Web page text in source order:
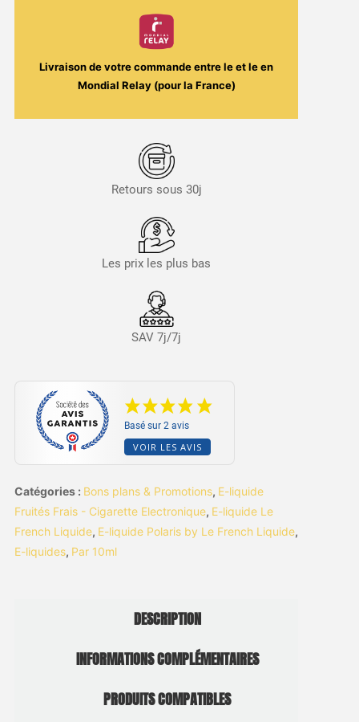
Livraison de votre commande entre leet leen
Mondial Relay (pour la France)
Retours sous 30j
Les prix les plus bas
SAV 7j/7j
Basé sur 2 avis
VOIR LES AVIS
Catégories : Bons plans & Promotions, E-liquide
Fruités Frais - Cigarette Electronique, E-liquide Le
French Liquide, E-liquide Polaris by Le French Liquide,
E-liquides, Par 10ml
DESCRIPTION
INFORMATIONS COMPLÉMENTAIRES
PRODUITS COMPATIBLES